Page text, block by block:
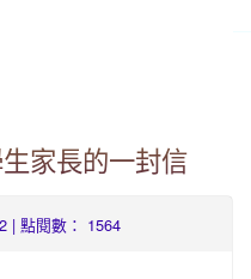
家長的一封信
| 點閱數： 1564